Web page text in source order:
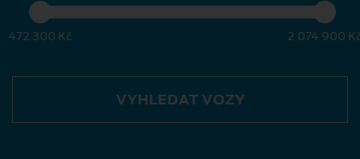
472 300 Kč 2 074 900
VYHLEDAT VOZY